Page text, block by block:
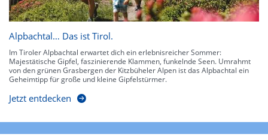
Alpbachtal… Das ist Tirol.
Im Tiroler Alpbachtal erwartet dich ein erlebnisreicher Sommer:
Majestätische Gipfel, faszinierende Klammen, funkelnde Seen. Umrahmt
von den grünen Grasbergen der Kitzbüheler Alpen ist das Alpbachtal ein
Geheimtipp für große und kleine Gipfelstürmer.
Jetzt entdecken